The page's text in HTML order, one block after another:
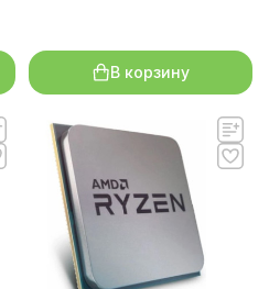
В корзину